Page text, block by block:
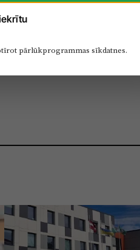
Mālpils,
novada domes
pārlūkprogrammas sīkdatnes.